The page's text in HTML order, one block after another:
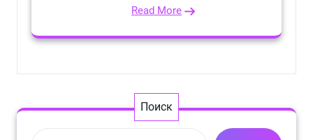
Read More
Поиск